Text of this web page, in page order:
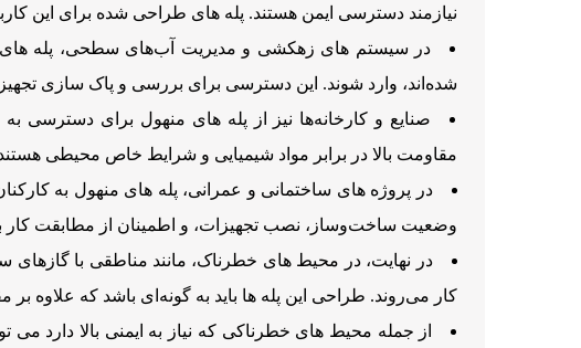
نیازمند دسترسی ایمن هستند. پله های طراحی ‌شده برای این
در سیستم ‌های زهکشی و مدیریت آب‌های سطحی، پله های
شده‌اند، وارد شوند. این دسترسی برای بررسی و پاک‌ سازی
صنایع و کارخانه‌ها نیز از پله های منهول برای دسترسی به
مقاومت بالا در برابر مواد شیمیایی و شرایط خاص محیطی
در پروژه‌ های ساختمانی و عمرانی، پله های منهول به
وضعیت ساخت‌وساز، نصب تجهیزات، و اطمینان از مطابقت کار
در نهایت، در محیط‌ های خطرناک، مانند مناطقی با گازهای
کار می‌روند. طراحی این پله ها باید به گونه‌ای باشد که علاوه
از جمله محیط های خطرناکی که نیاز به ایمنی بالا دارد